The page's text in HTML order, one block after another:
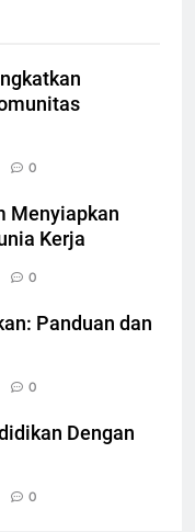
0
Menyiapkan
Kerja
0
Panduan dan
0
Dengan
0